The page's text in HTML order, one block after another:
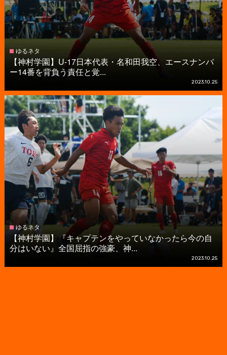
ゆるネタ
【神村学園】U-17日本代表・名和田我空、エースナンバ
ー14番を背負う責任と覚...
2023.10.25
ゆるネタ
【神村学園】『キャプテンをやっていなかったら今の自
分はいない』全国屈指の強豪、神...
2023.10.25